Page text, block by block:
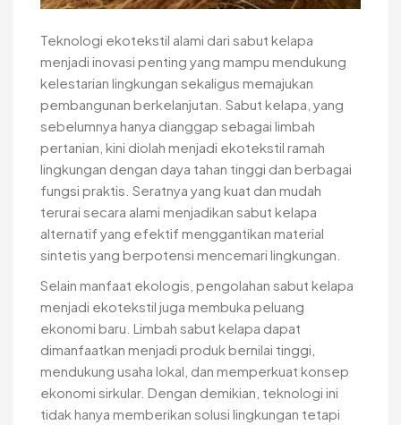
Teknologi ekotekstil alami dari sabut kelapa
menjadi inovasi penting yang mampu mendukung
kelestarian lingkungan sekaligus memajukan
pembangunan berkelanjutan. Sabut kelapa, yang
sebelumnya hanya dianggap sebagai limbah
pertanian, kini diolah menjadi ekotekstil ramah
lingkungan dengan daya tahan tinggi dan berbagai
fungsi praktis. Seratnya yang kuat dan mudah
terurai secara alami menjadikan sabut kelapa
alternatif yang efektif menggantikan material
sintetis yang berpotensi mencemari lingkungan.
Selain manfaat ekologis, pengolahan sabut kelapa
menjadi ekotekstil juga membuka peluang
ekonomi baru. Limbah sabut kelapa dapat
dimanfaatkan menjadi produk bernilai tinggi,
mendukung usaha lokal, dan memperkuat konsep
ekonomi sirkular. Dengan demikian, teknologi ini
tidak hanya memberikan solusi lingkungan tetapi